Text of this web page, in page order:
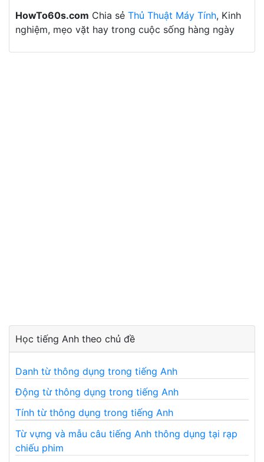
HowTo60s.com Chia sẻ Thủ Thuật Máy Tính, Kinh
nghiệm, mẹo vặt hay trong cuộc sống hàng ngày
Học tiếng Anh theo chủ đề
Danh từ thông dụng trong tiếng Anh
Động từ thông dụng trong tiếng Anh
Tính từ thông dụng trong tiếng Anh
Từ vựng và mẫu câu tiếng Anh thông dụng tại rạp
chiếu phim